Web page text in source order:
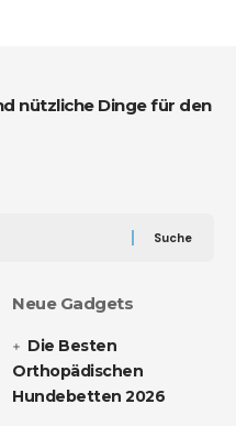
Neue Gadgets
Die Besten
Orthopädischen
Hundebetten 2026